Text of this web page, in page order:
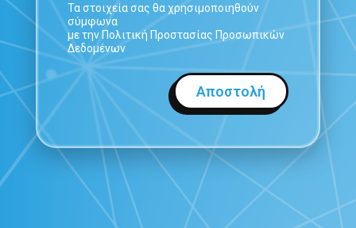
Τα στοιχεία σας θα χρησιμοποιηθούν
σύμφωνα
με την Πολιτική Προστασίας Προσωπικών
Δεδομένων